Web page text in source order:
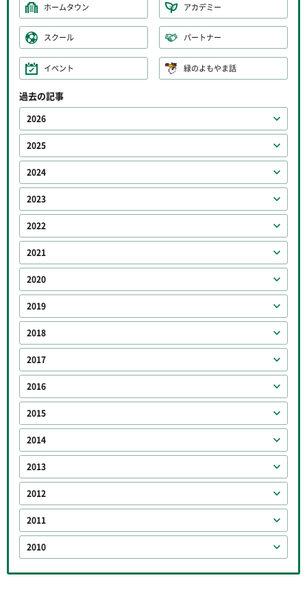
ホームタウン アカデミー
スクール パートナー
イベント 緑のよもやま話
過去の記事
2026
2025
2024
2023
2022
2021
2020
2019
2018
2017
2016
2015
2014
2013
2012
2011
2010